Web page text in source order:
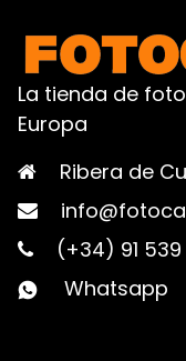
La tienda de
Europa
Ribera de
(+34) 91
Whatsapp